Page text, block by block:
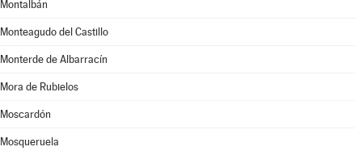
Montalbán
Monteagudo del Castillo
Monterde de Albarracín
Mora de Rubielos
Moscardón
Mosqueruela